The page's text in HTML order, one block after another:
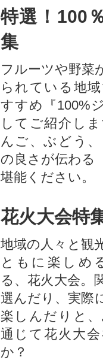
特選！100
集
フルーツや野菜
られている地
すすめ『100%
してご紹介し
んご、ぶどう
の良さが伝わる
堪能ください。
花火大会特
地域の人々と観
ともに楽しめ
る、花火大会。
選んだり、実際
楽しんだりと
通じて花火大
か？​